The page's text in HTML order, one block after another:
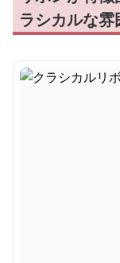
ラシカルな